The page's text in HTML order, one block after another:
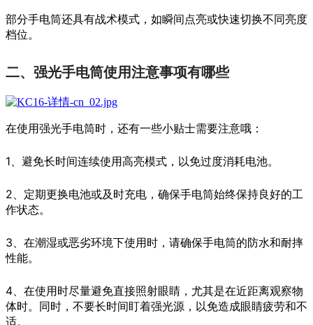
部分手电筒还具有战术模式，如瞬间点亮或快速切换不同亮度
档位。
二、强光手电筒使用注意事项有哪些
在使用强光手电筒时，还有一些小贴士需要注意哦：
1、避免长时间连续使用高亮模式，以免过度消耗电池。
2、定期更换电池或及时充电，确保手电筒始终保持良好的工
作状态。
3、在潮湿或恶劣环境下使用时，请确保手电筒的防水和耐摔
性能。
4、在使用时尽量避免直接照射眼睛，尤其是在近距离观察物
体时。同时，不要长时间盯着强光源，以免造成眼睛疲劳和不
适。